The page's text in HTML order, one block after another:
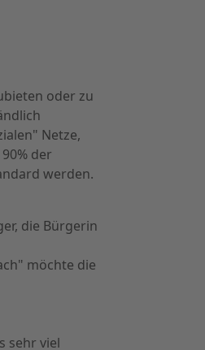
oder zu
Netze,
der
werden.
die Bürgerin
möchte die
sehr viel